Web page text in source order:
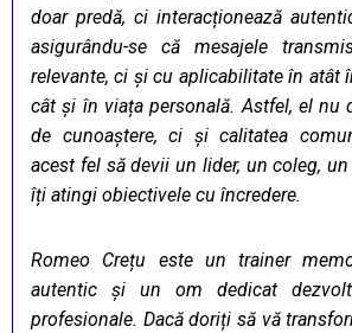
doar predă, ci interacționează
asigurându-se că mesajele
relevante, ci și cu aplicabilitate în atât
cât și în viața personală. Astfel, el nu
de cunoaștere, ci și calitatea
acest fel să devii un lider, un coleg,
îți atingi obiectivele cu încredere.
Romeo Crețu este un trainer
autentic și un om dedicat
profesionale. Dacă doriți să vă